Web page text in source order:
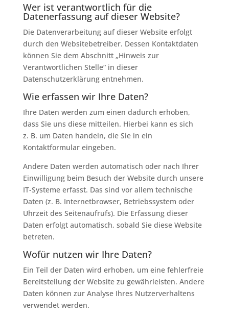
Wer ist verantwortlich für die
Datenerfassung auf dieser Website?
Die Datenverarbeitung auf dieser Website erfolgt
durch den Websitebetreiber. Dessen Kontaktdaten
können Sie dem Abschnitt „Hinweis zur
Verantwortlichen Stelle“ in dieser
Datenschutzerklärung entnehmen.
Wie erfassen wir Ihre Daten?
Ihre Daten werden zum einen dadurch erhoben,
dass Sie uns diese mitteilen. Hierbei kann es sich
z. B. um Daten handeln, die Sie in ein
Kontaktformular eingeben.
Andere Daten werden automatisch oder nach Ihrer
Einwilligung beim Besuch der Website durch unsere
IT-Systeme erfasst. Das sind vor allem technische
Daten (z. B. Internetbrowser, Betriebssystem oder
Uhrzeit des Seitenaufrufs). Die Erfassung dieser
Daten erfolgt automatisch, sobald Sie diese Website
betreten.
Wofür nutzen wir Ihre Daten?
Ein Teil der Daten wird erhoben, um eine fehlerfreie
Bereitstellung der Website zu gewährleisten. Andere
Daten können zur Analyse Ihres Nutzerverhaltens
verwendet werden.